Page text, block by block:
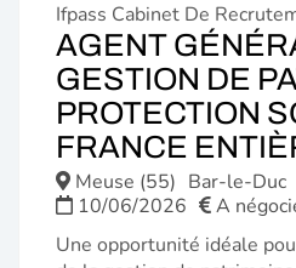
Ifpass Cabinet De
AGENT
GESTION DE
PROTECTION
FRANCE
Meuse (55) Bar-le-Duc
10/06/2026
A
Une opportunité idéale